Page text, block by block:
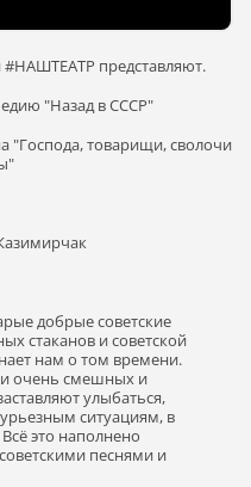
представляют.
"Назад в СССР"
"Господа, товарищи, сволочи
добрые советские
стаканов и советской
нам о том времени.
и очень смешных и
улыбаться,
ситуациям, в
это наполнено
песнями и